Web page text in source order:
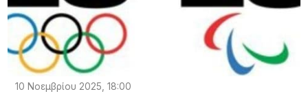
10 Νοεμβρίου 2025, 18:00